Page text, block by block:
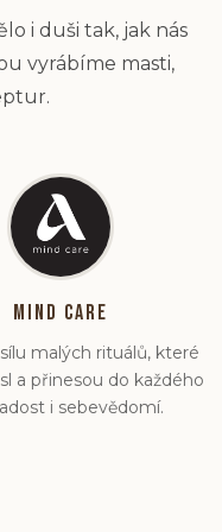
i duši tak, jak nás
vyrábíme masti,
Mind Care
malých rituálů, které
a přinesou do každého
i sebevědomí.